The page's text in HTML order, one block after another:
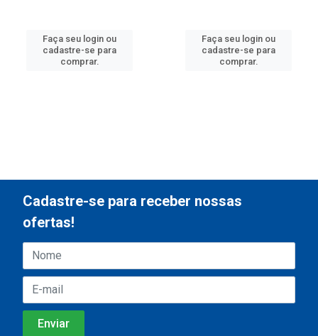
Faça seu login ou
cadastre-se para
comprar.
Faça seu login ou
cadastre-se para
comprar.
Cadastre-se para receber nossas
ofertas!